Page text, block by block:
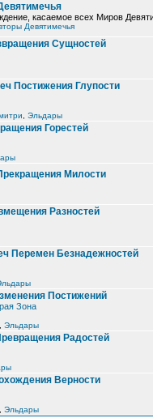
касаемое всех Миров
Девятимечья
Сущностей
Постижения Глупости
Эльдары
Горестей
Милости
Разностей
Перемен Безнадежностей
Постижений
Зона
Эльдары
Радостей
Верности
Эльдары